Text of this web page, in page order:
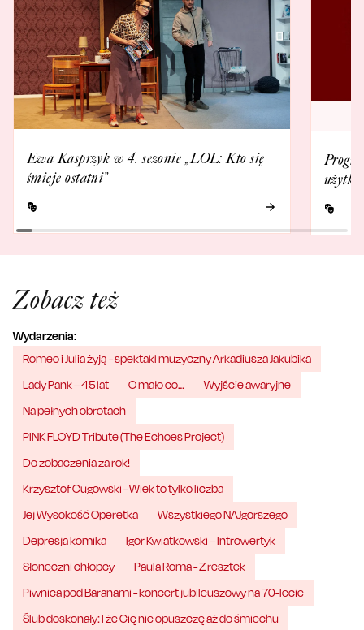
Ewa Kasprzyk w 4. sezonie „LOL: Kto się
śmieje ostatni”
Zobacz też
Wydarzenia:
Romeo i Julia żyją - spektakl muzyczny Arkadiusza Jakubika
Lady Pank – 45 lat
O mało co…
Wyjście awaryjne
Na pełnych obrotach
PINK FLOYD Tribute (The Echoes Project)
Do zobaczenia za rok!
Krzysztof Cugowski - Wiek to tylko liczba
Jej Wysokość Operetka
Wszystkiego NAJgorszego
Depresja komika
Igor Kwiatkowski – Introwertyk
Słoneczni chłopcy
Paula Roma - Z resztek
Piwnica pod Baranami - koncert jubileuszowy na 70-lecie
Ślub doskonały: I że Cię nie opuszczę aż do śmiechu